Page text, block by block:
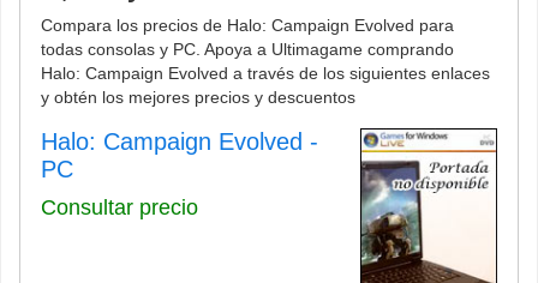
Compara los precios de Halo: Campaign Evolved para
todas consolas y PC. Apoya a Ultimagame comprando
Halo: Campaign Evolved a través de los siguientes enlaces
y obtén los mejores precios y descuentos
Halo: Campaign Evolved -
PC
Consultar precio